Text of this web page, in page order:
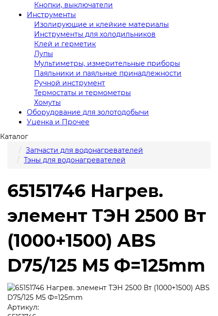
Кнопки, выключатели
Инструменты
Изолирующие и клейкие материалы
Инструменты для холодильников
Клей и герметик
Лупы
Мультиметры, измерительные приборы
Паяльники и паяльные принадлежности
Ручной инструмент
Термостаты и термометры
Хомуты
Оборудование для золотодобычи
Уценка и Прочее
Каталог
Запчасти для водонагревателей
Тэны для водонагревателей
65151746 Нагрев.
элемент ТЭН 2500 Вт
(1000+1500) ABS
D75/125 М5 Ф=125mm
Артикул: